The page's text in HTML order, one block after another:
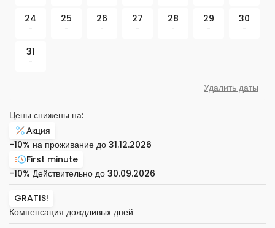
24
-
25
-
26
-
27
-
28
-
29
-
30
-
31
-
Удалить даты
Цены снижены на:
Акция
-10% на проживание до 31.12.2026
First minute
-10% Действительно до 30.09.2026
GRATIS!
Компенсация дождливых дней